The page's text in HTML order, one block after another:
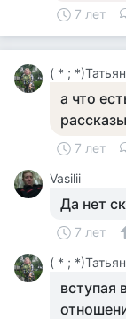
7 лет
( * ;
а что
7 лет
Vasilii
Да нет
7 лет
( * ;
вступая